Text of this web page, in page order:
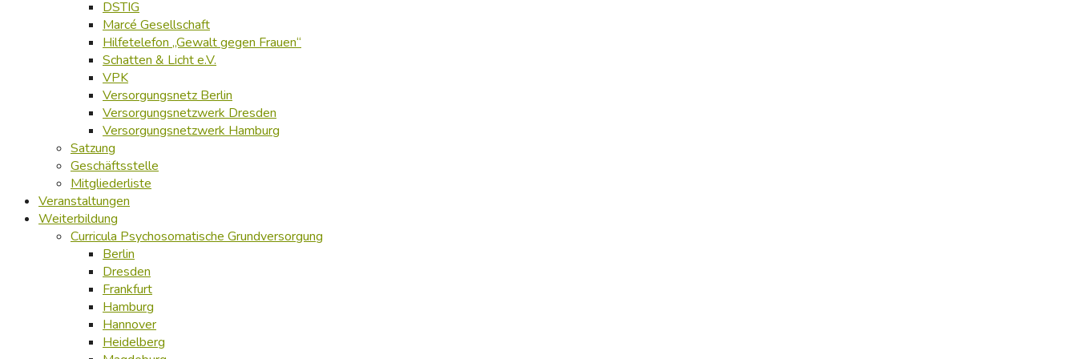
DSTIG
Marcé Gesellschaft
Hilfetelefon „Gewalt gegen Frauen“
Schatten & Licht e.V.
VPK
Versorgungsnetz Berlin
Versorgungsnetzwerk Dresden
Versorgungsnetzwerk Hamburg
Satzung
Geschäftsstelle
Mitgliederliste
Veranstaltungen
Weiterbildung
Curricula Psychosomatische Grundversorgung
Berlin
Dresden
Frankfurt
Hamburg
Hannover
Heidelberg